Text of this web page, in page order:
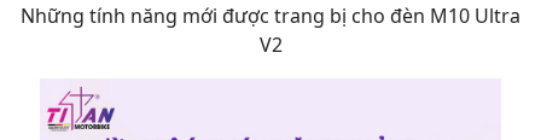
Những tính năng mới được trang bị cho đèn M10 Ultra
V2